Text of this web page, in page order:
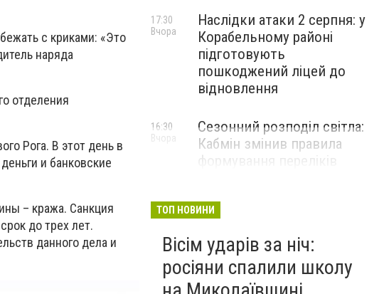
с криками: «Это
наряда
отделения
Рога. В этот день в
и банковские
– кража. Санкция
до трех лет.
данного дела и
Наслідки атаки 2 серпня: у
Корабельному районі
підготовують
пошкоджений ліцей до
відновлення
17:30
Вчора
Сезонний розподіл світла:
Кабмін змінив правила
16:30
Вчора
ТОП НОВИНИ
Вісім ударів за ніч:
росіяни спалили школу